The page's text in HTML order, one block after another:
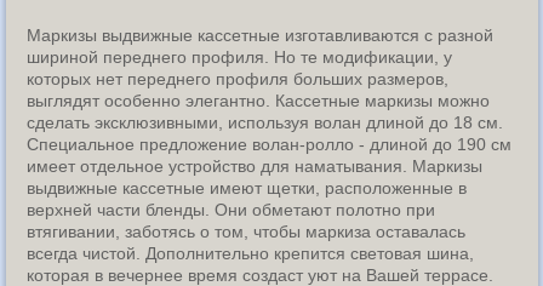
Маркизы выдвижные кассетные изготавливаются с разной
шириной переднего профиля. Но те модификации, у
которых нет переднего профиля больших размеров,
выглядят особенно элегантно. Кассетные маркизы можно
сделать эксклюзивными, используя волан длиной до 18 см.
Специальное предложение волан-ролло - длиной до 190 см
имеет отдельное устройство для наматывания. Маркизы
выдвижные кассетные имеют щетки, расположенные в
верхней части бленды. Они обметают полотно при
втягивании, заботясь о том, чтобы маркиза оставалась
всегда чистой. Дополнительно крепится световая шина,
которая в вечернее время создаст уют на Вашей террасе.